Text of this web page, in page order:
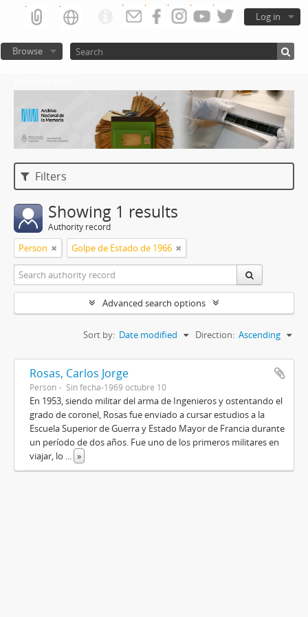
Log in
Browse
Filters
Showing 1 results
Authority record
Person Golpe de Estado de 1966
Advanced search options
Sort by: Date modified Direction: Ascending
Rosas, Carlos Jorge
Person Sin fecha-1969 octubre 10
En 1953, siendo militar del arma de Ingenieros y ostentando el
grado de coronel, Rosas fue enviado a cursar estudios a la
Escuela Superior de Guerra y Estado Mayor de Francia durante
un período de dos años. Fue uno de los primeros militares en
viajar, lo ... »